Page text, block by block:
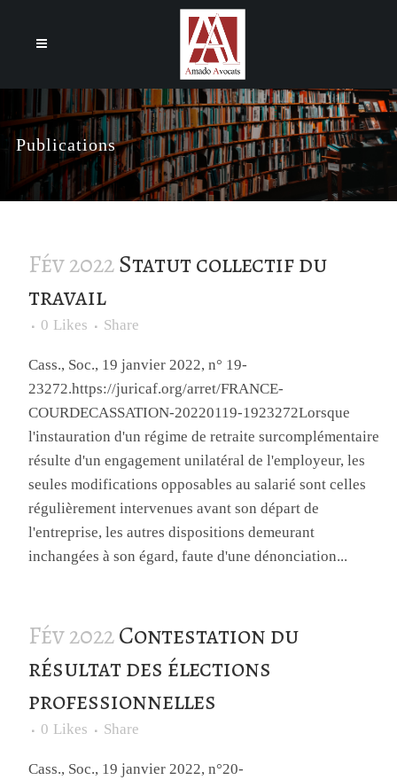
Publications
Fév 2022Statut collectif du
travail
0 Likes Share
Cass., Soc., 19 janvier 2022, n° 19-
23272.https://juricaf.org/arret/FRANCE-
COURDECASSATION-20220119-1923272Lorsque
l'instauration d'un régime de retraite surcomplémentaire
résulte d'un engagement unilatéral de l'employeur, les
seules modifications opposables au salarié sont celles
régulièrement intervenues avant son départ de
l'entreprise, les autres dispositions demeurant
inchangées à son égard, faute d'une dénonciation...
Fév 2022Contestation du
résultat des élections
professionnelles
0 Likes Share
Cass., Soc., 19 janvier 2022, n°20-